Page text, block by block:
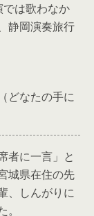
は歌わなか
静岡演奏旅行
どなたの手に
者に一言」と
城県在住の先
、しんがりに